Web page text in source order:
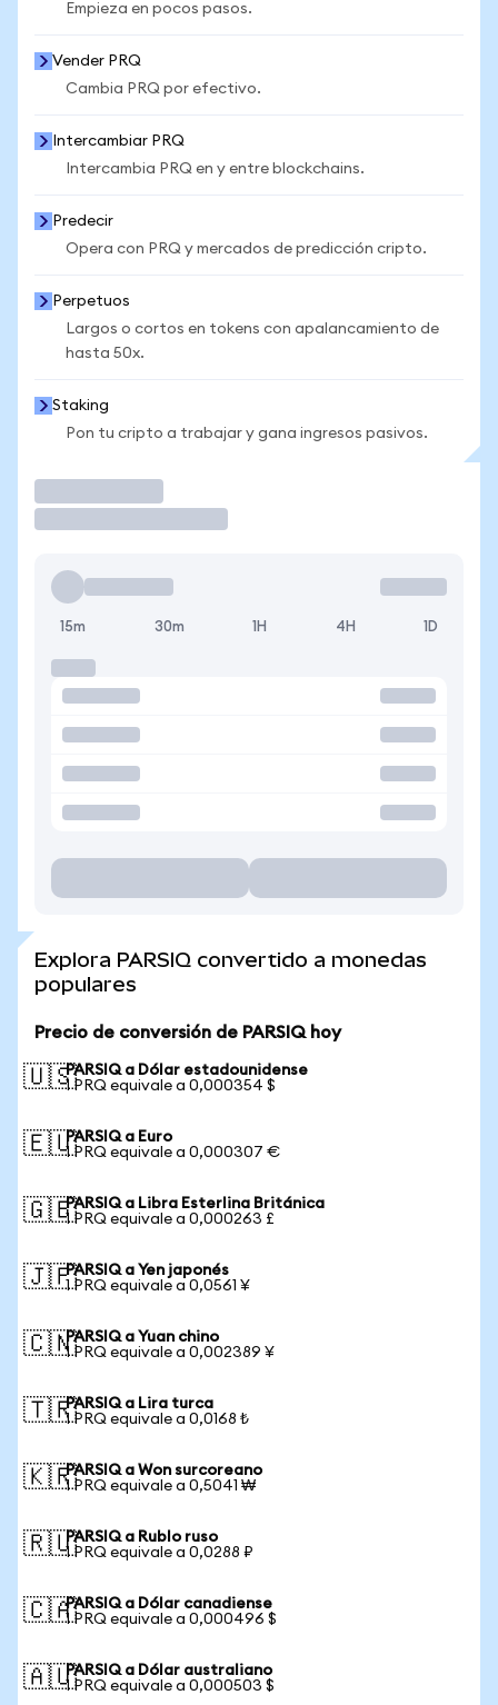
Empieza en pocos pasos.
Vender PRQ
Cambia PRQ por efectivo.
Intercambiar PRQ
Intercambia PRQ en y entre blockchains.
Predecir
Opera con PRQ y mercados de predicción cripto.
Perpetuos
Largos o cortos en tokens con apalancamiento de
hasta 50x.
Staking
Pon tu cripto a trabajar y gana ingresos pasivos.
15m 30m 1H 4H 1D
Explora PARSIQ convertido a monedas
populares
Precio de conversión de PARSIQ hoy
🇺🇸PARSIQ a Dólar estadounidense
1 PRQ equivale a 0,000354 $
🇪🇺PARSIQ a Euro
1 PRQ equivale a 0,000307 €
🇬🇧PARSIQ a Libra Esterlina Británica
1 PRQ equivale a 0,000263 £
🇯🇵PARSIQ a Yen japonés
1 PRQ equivale a 0,0561 ¥
🇨🇳PARSIQ a Yuan chino
1 PRQ equivale a 0,002389 ¥
🇹🇷PARSIQ a Lira turca
1 PRQ equivale a 0,0168 ₺
🇰🇷PARSIQ a Won surcoreano
1 PRQ equivale a 0,5041 ₩
🇷🇺PARSIQ a Rublo ruso
1 PRQ equivale a 0,0288 ₽
🇨🇦PARSIQ a Dólar canadiense
1 PRQ equivale a 0,000496 $
🇦🇺PARSIQ a Dólar australiano
1 PRQ equivale a 0,000503 $